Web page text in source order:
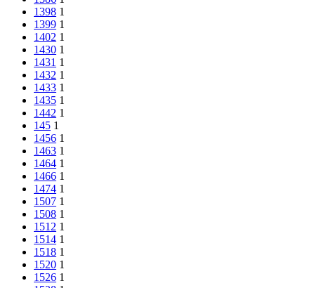
1398 1
1399 1
1402 1
1430 1
1431 1
1432 1
1433 1
1435 1
1442 1
145 1
1456 1
1463 1
1464 1
1466 1
1474 1
1507 1
1508 1
1512 1
1514 1
1518 1
1520 1
1526 1